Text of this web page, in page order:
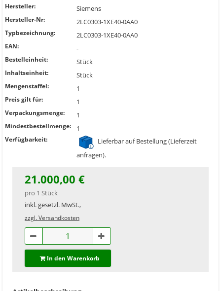
Hersteller: Siemens
Hersteller-Nr: 2LC0303-1XE40-0AA0
Typbezeichnung: 2LC0303-1XE40-0AA0
EAN: -
Bestelleinheit: Stück
Inhaltseinheit: Stück
Mengenstaffel: 1
Preis gilt für: 1
Verpackungsmenge: 1
Mindestbestellmenge: 1
Verfügbarkeit:
Lieferbar auf Bestellung (Lieferzeit
anfragen).
21.000,00 €
pro 1 Stück
inkl. gesetzl. MwSt.,
zzgl. Versandkosten
In den Warenkorb